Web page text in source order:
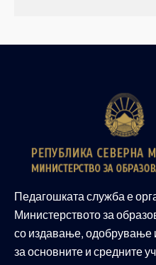
Педагошката служба е
Министерството за
со издавање, одобрување
за основните и средните